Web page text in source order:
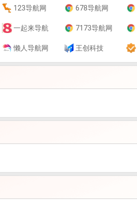
123导航网 678导航网
一起来导航 7173导航网
懒人导航网 王创科技